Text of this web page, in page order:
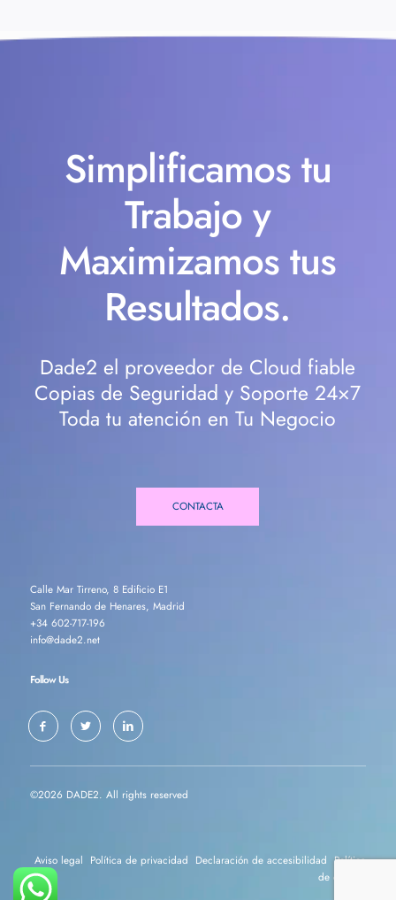
Simplificamos tu
Trabajo y
Maximizamos tus
Resultados.
Dade2 el proveedor de Cloud fiable
Copias de Seguridad y Soporte 24×7
Toda tu atención en Tu Negocio
CONTACTA
Calle Mar Tirreno, 8 Edificio E1
San Fernando de Henares, Madrid
+34 602-717-196
info@dade2.net
Follow Us
©2026 DADE2. All rights reserved
Aviso legal Política de privacidad Declaración de accesibilidad Política
de cookies